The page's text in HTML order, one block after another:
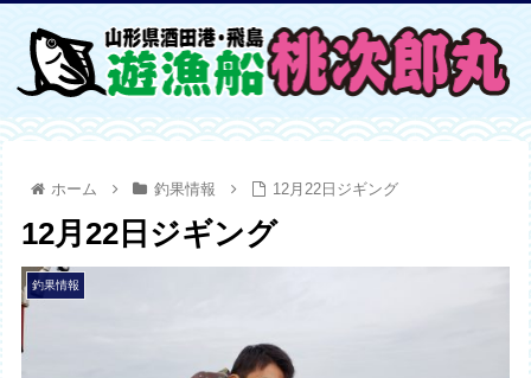
ホーム 釣果情報 12月22日ジギング
12月22日ジギング
釣果情報